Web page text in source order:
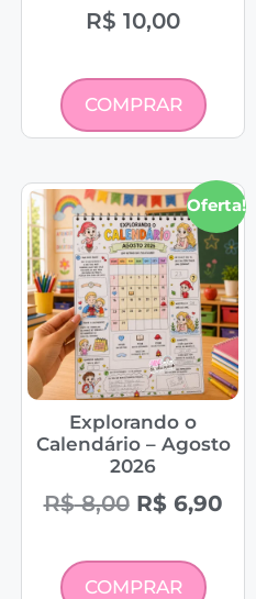
R$ 10,00
COMPRAR
Oferta!
Explorando o
Calendário – Agosto
2026
R$8,00 R$6,90
COMPRAR